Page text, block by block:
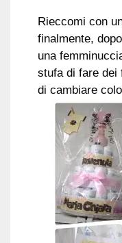
Rieccomi con
finalmente,
una
stufa di fare dei
di cambiare